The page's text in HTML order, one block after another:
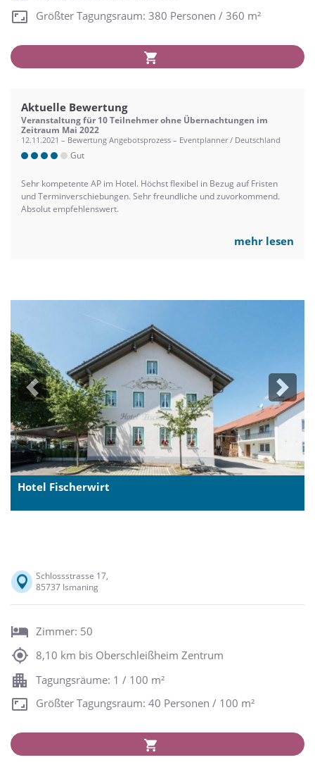
Größter Tagungsraum: 380 Personen / 360 m²
Aktuelle Bewertung
Veranstaltung für 10 Teilnehmer ohne Übernachtungen im
Zeitraum Mai 2022
12.11.2021 – Bewertung Angebotsprozess – Eventplanner / Deutschland
Gut
Sehr kompetente AP im Hotel. Höchst flexibel in Bezug auf Fristen
und Terminverschiebungen. Sehr freundliche und zuvorkommend.
Absolut empfehlenswert.
mehr lesen
Previous Next
Hotel Fischerwirt
Schlossstrasse 17,
85737 Ismaning
Zimmer: 50
8,10 km bis Oberschleißheim Zentrum
Tagungsräume: 1 / 100 m²
Größter Tagungsraum: 40 Personen / 100 m²